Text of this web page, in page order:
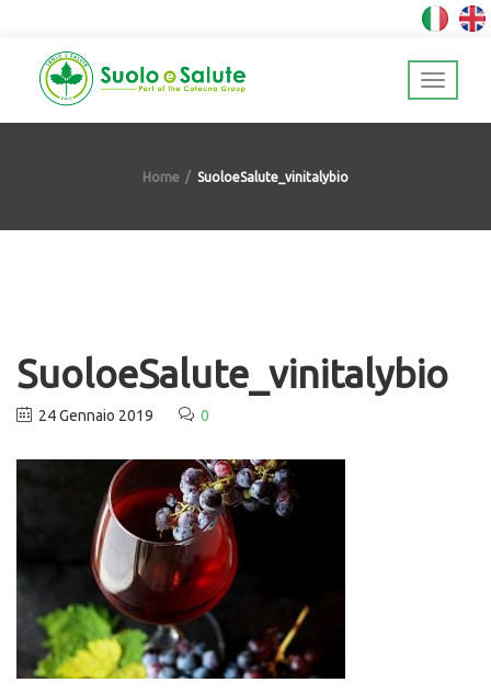
Home SuoloeSalute_vinitalybio
SuoloeSalute_vinitalybio
24 Gennaio 2019 0